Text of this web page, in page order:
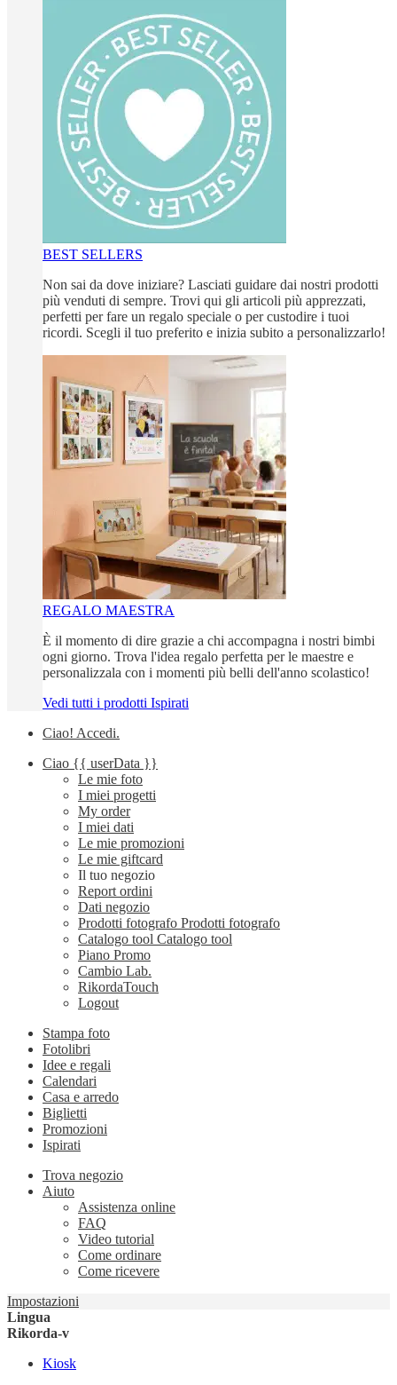
BEST SELLERS
Non sai da dove iniziare? Lasciati guidare dai nostri prodotti
più venduti di sempre. Trovi qui gli articoli più apprezzati,
perfetti per fare un regalo speciale o per custodire i tuoi
ricordi. Scegli il tuo preferito e inizia subito a personalizzarlo!
REGALO MAESTRA
È il momento di dire grazie a chi accompagna i nostri bimbi
ogni giorno. Trova l'idea regalo perfetta per le maestre e
personalizzala con i momenti più belli dell'anno scolastico!
Vedi tutti i prodotti Ispirati
Ciao! Accedi.
Ciao {{ userData }}
Le mie foto
I miei progetti
My order
I miei dati
Le mie promozioni
Le mie giftcard
Il tuo negozio
Report ordini
Dati negozio
Prodotti fotografo Prodotti fotografo
Catalogo tool Catalogo tool
Piano Promo
Cambio Lab.
RikordaTouch
Logout
Stampa foto
Fotolibri
Idee e regali
Calendari
Casa e arredo
Biglietti
Promozioni
Ispirati
Trova negozio
Aiuto
Assistenza online
FAQ
Video tutorial
Come ordinare
Come ricevere
Impostazioni
Lingua
Rikorda-v
Kiosk